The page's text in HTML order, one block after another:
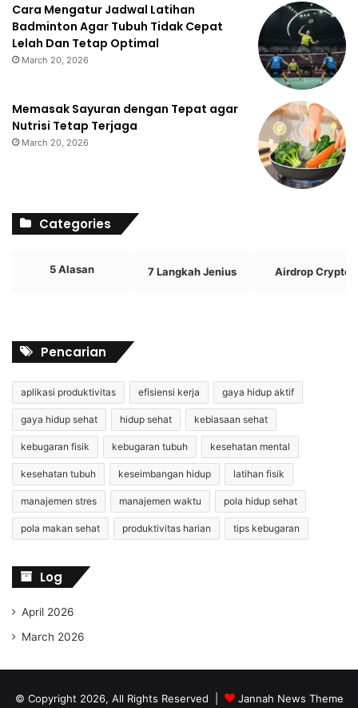
Cara Mengatur Jadwal Latihan
Badminton Agar Tubuh Tidak Cepat
Lelah Dan Tetap Optimal
March 20, 2026
Memasak Sayuran dengan Tepat agar
Nutrisi Tetap Terjaga
March 20, 2026
Categories
5 Alasan 7 Langkah Jenius Airdrop Crypto
Pencarian
aplikasi produktivitas efisiensi kerja gaya hidup aktif
gaya hidup sehat hidup sehat kebiasaan sehat
kebugaran fisik kebugaran tubuh kesehatan mental
kesehatan tubuh keseimbangan hidup latihan fisik
manajemen stres manajemen waktu pola hidup sehat
pola makan sehat produktivitas harian tips kebugaran
Log
April 2026
March 2026
© Copyright 2026, All Rights Reserved | Jannah News Theme